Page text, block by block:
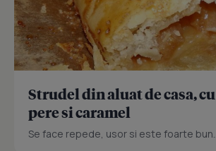
Strudel din aluat de casa,
pere si caramel
Se face repede, usor si este foarte